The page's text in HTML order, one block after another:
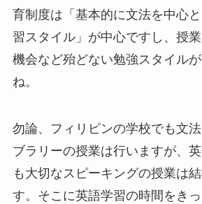
育制度は「基本的に文法を中心
習スタイル」が中心ですし、授
機会など殆どない勉強スタイル
ね。
勿論、フィリピンの学校でも文
ブラリーの授業は行いますが、
も大切なスピーキングの授業は
す。そこに英語学習の時間をき